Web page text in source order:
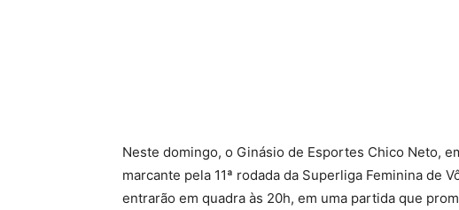
Neste domingo, o Ginásio de Esportes Chico Neto,
marcante pela 11ª rodada da Superliga Feminina de
entrarão em quadra às 20h, em uma partida que